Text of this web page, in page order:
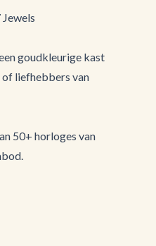
goudkleurige kast
liefhebbers van
50+ horloges van